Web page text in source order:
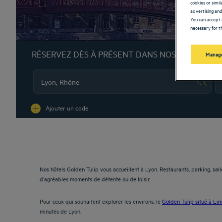
RÉSERVEZ DÈS À PRÉSENT DANS NOS HÔTELS
Ajouter un code
Nos hôtels Golden Tulip vous accueillent à Lyon. Restaurants, parking,
d’agréables moments de détente ou de loisir.
Pour ceux qui souhaitent explorer les environs, leGolden Tulip situé à
minutes de Lyon.
cookies or
advertising
You can
necessary for